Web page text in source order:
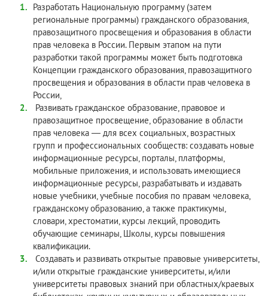
Разработать Национальную программу (затем
региональные программы) гражданского образования,
правозащитного просвещения и образования в области
прав человека в России. Первым этапом на пути
разработки такой программы может быть подготовка
Концепции гражданского образования, правозащитного
просвещения и образования в области прав человека в
России,
Развивать гражданское образование, правовое и
правозащитное просвещение, образование в области
прав человека — для всех социальных, возрастных
групп и профессиональных сообществ: создавать новые
информационные ресурсы, порталы, платформы,
мобильные приложения, и использовать имеющиеся
информационные ресурсы, разрабатывать и издавать
новые учебники, учебные пособия по правам человека,
гражданскому образованию, а также практикумы,
словари, хрестоматии, курсы лекций, проводить
обучающие семинары, Школы, курсы повышения
квалификации.
Создавать и развивать открытые правовые университеты,
и/или открытые гражданские университеты, и/или
университеты правовых знаний при областных/краевых